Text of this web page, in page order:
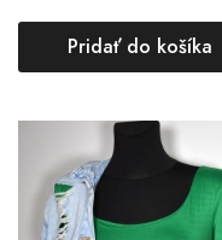
Pridať do košíka